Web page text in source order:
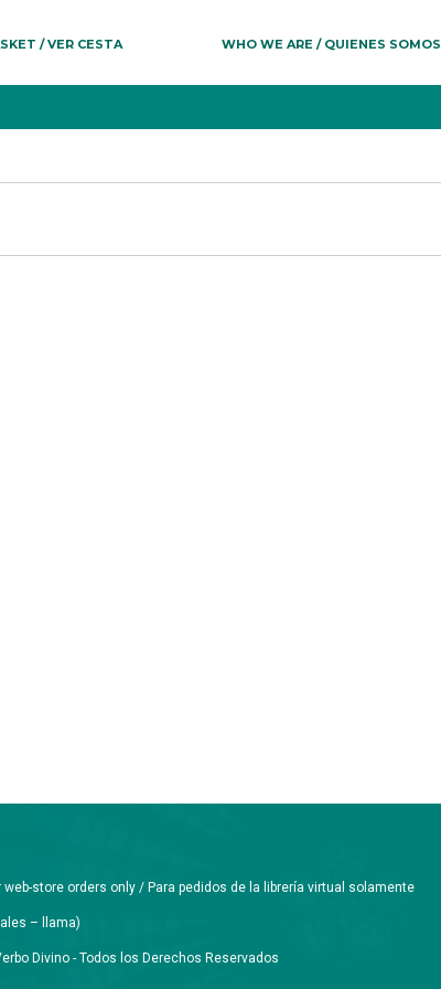
/ VER CESTA WHO WE ARE / QUIENES SOMOS
web-store orders only / Para pedidos de la librería virtual solamente
– llama)
Divino - Todos los Derechos Reservados